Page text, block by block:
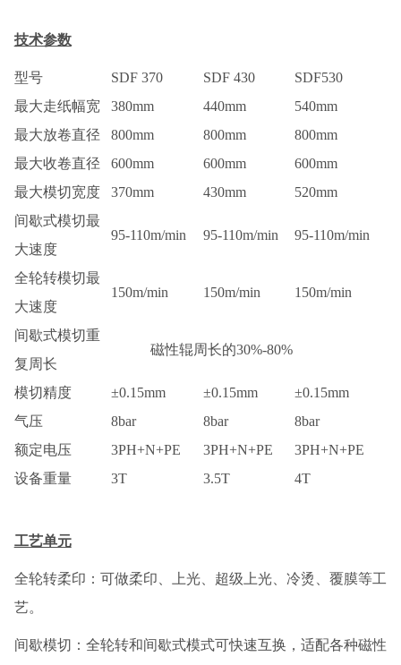
技术参数
型号 SDF 370 SDF 430
SDF530
最大走纸幅宽
380mm 440mm
540mm
最大放卷直径
800mm 800mm
800mm
最大收卷直径
600mm 600mm
600mm
最大模切宽度
370mm 430mm
520mm
间歇式模切最
大速度
95-110m/min 95-110m/min 95-110m/min
全轮转模切最
大速度
150m/min 150m/min 150m/min
间歇式模切重
复周长
磁性辊周长的30%-80%
模切精度 ±0.15mm ±0.15mm
±0.15mm
气压
8bar 8bar
8bar
额定电压
3PH+N+PE 3PH+N+PE
3PH+N+PE
设备重量
3T 3.5T 4T
工艺单元
全轮转柔印：可做柔印、上光、超级上光、冷烫、覆膜等工
艺。
间歇模切：全轮转和间歇式模式可快速互换，适配各种磁性